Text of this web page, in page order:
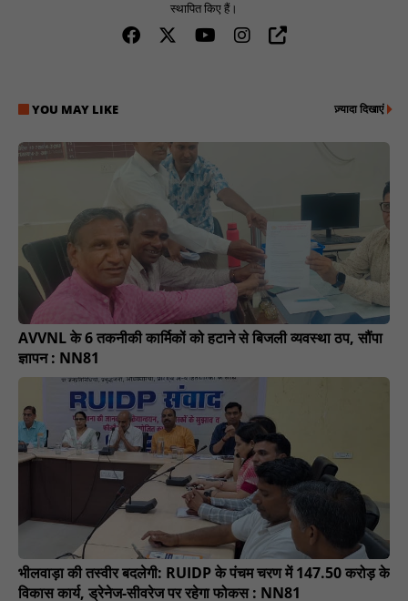
स्थापित किए हैं।
YOU MAY LIKE ज़्यादा दिखाएं
AVVNL के 6 तकनीकी कार्मिकों को हटाने से बिजली व्यवस्था ठप, सौंपा
ज्ञापन : NN81
भीलवाड़ा की तस्वीर बदलेगी: RUIDP के पंचम चरण में 147.50 करोड़ के
विकास कार्य, ड्रेनेज-सीवरेज पर रहेगा फोकस : NN81